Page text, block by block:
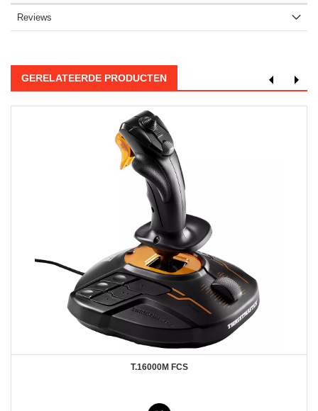
Reviews
GERELATEERDE PRODUCTEN
T.16000M FCS